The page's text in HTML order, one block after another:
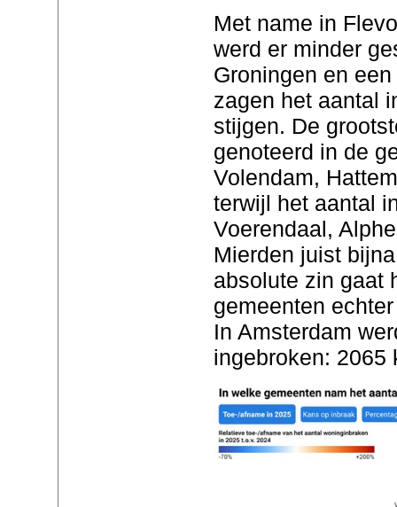
Met name in
werd er minder
Groningen en
zagen het aantal
stijgen. De
genoteerd in de
Volendam,
terwijl het aantal
Voerendaal,
Mierden juist
absolute zin gaat
gemeenten
In Amsterdam
ingebroken: 2065